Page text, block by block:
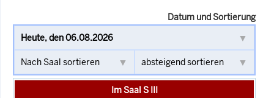
Datum und Sortierung
Im Saal S III